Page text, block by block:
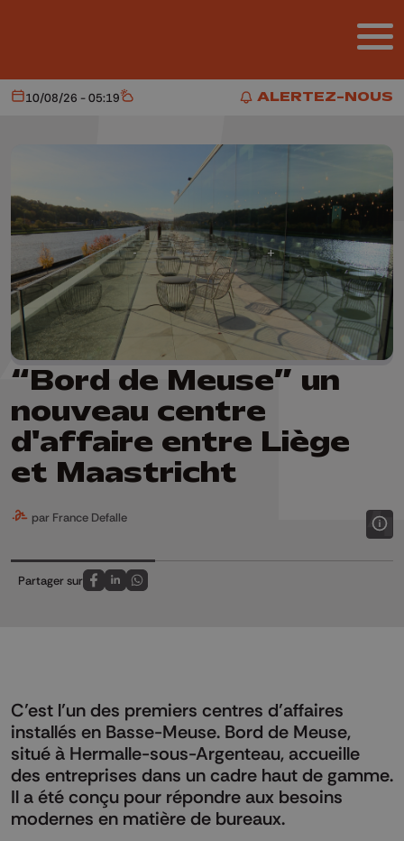
ALERTEZ-NOUS
ALERTEZ-NOUS
Aujourd'hui
10/08/26 - 05:19 Météo
“Bord de Meuse” un
nouveau centre
d'affaire entre Liège
et Maastricht
par France Defalle
Partager sur
Partagez sur FaceBook
Partagez sur LinkedIn
Partagez sur Whatsapp
C’est l’un des premiers centres d’affaires
installés en Basse-Meuse. Bord de Meuse,
situé à Hermalle-sous-Argenteau, accueille
des entreprises dans un cadre haut de gamme.
Il a été conçu pour répondre aux besoins
modernes en matière de bureaux.